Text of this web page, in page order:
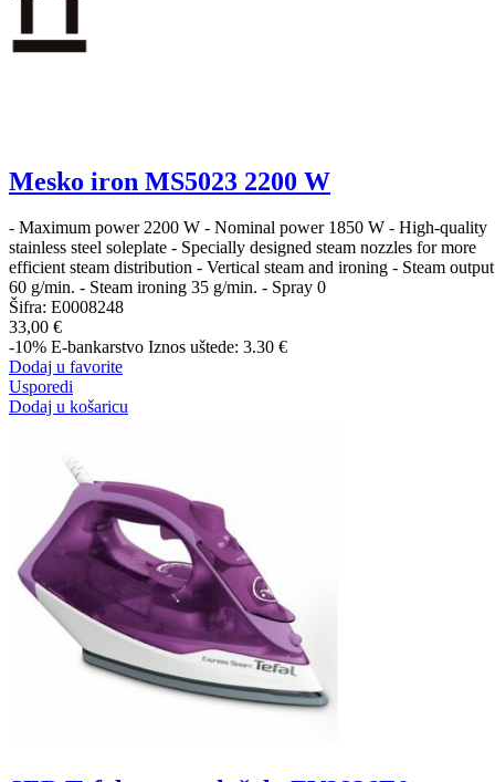
Mesko iron MS5023 2200 W
- Maximum power 2200 W - Nominal power 1850 W - High-quality
stainless steel soleplate - Specially designed steam nozzles for more
efficient steam distribution - Vertical steam and ironing - Steam output
60 g/min. - Steam ironing 35 g/min. - Spray 0
Šifra: E0008248
33,00 €
-10% E-bankarstvo Iznos uštede: 3.30 €
Dodaj u favorite
Usporedi
Dodaj u košaricu